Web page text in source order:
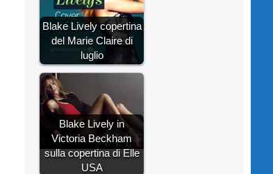
Blake Lively copertina
del Marie Claire di
luglio
Blake Lively in
Victoria Beckham
sulla copertina di Elle
USA